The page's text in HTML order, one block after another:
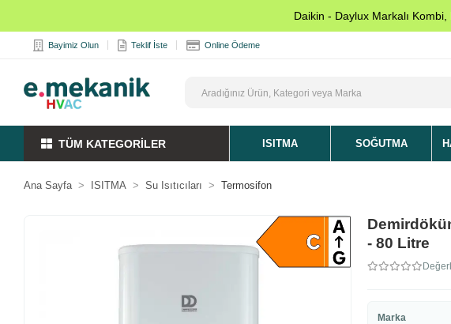
Daikin - Daylux Markalı
Bayimiz Olun Teklif İste Online Ödeme
TÜM KATEGORİLER ISITMA SOĞUTMA
Ana Sayfa ISITMA Su Isıtıcıları Termosifon
- 80 Litre
Marka